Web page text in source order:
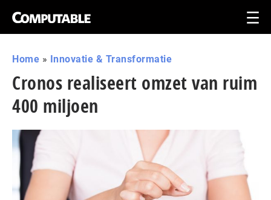
Home » Innovatie & Transformatie
Cronos realiseert omzet van ruim
400 miljoen